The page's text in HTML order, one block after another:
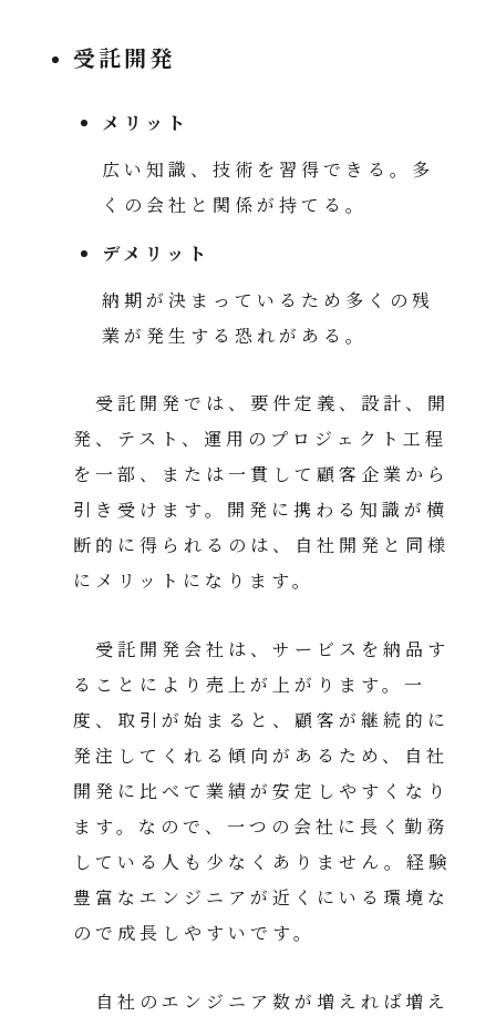
受託開発
メリット
広い知識、技術を習得できる。多
くの会社と関係が持てる。
デメリット
納期が決まっているため多くの残
業が発生する恐れがある。
受託開発では、要件定義、設計、開
発、テスト、運用のプロジェクト工程
を一部、または一貫して顧客企業から
引き受けます。開発に携わる知識が横
断的に得られるのは、自社開発と同様
にメリットになります。
受託開発会社は、サービスを納品す
ることにより売上が上がります。一
度、取引が始まると、顧客が継続的に
発注してくれる傾向があるため、自社
開発に比べて業績が安定しやすくなり
ます。なので、一つの会社に長く勤務
している人も少なくありません。経験
豊富なエンジニアが近くにいる環境な
ので成長しやすいです。
自社のエンジニア数が増えれば増え